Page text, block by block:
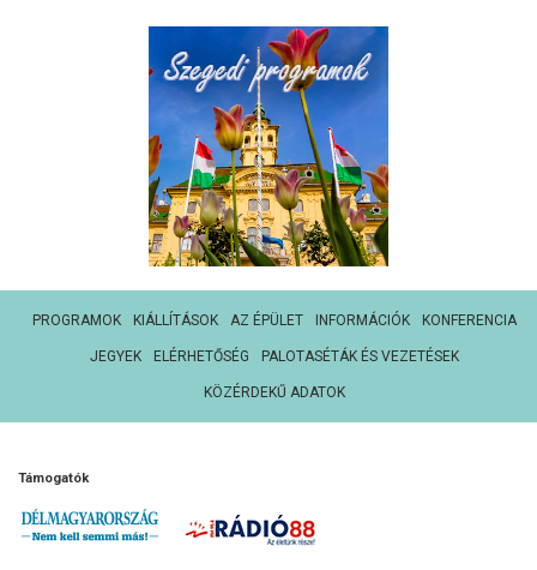
PROGRAMOK KIÁLLÍTÁSOK AZ ÉPÜLET INFORMÁCIÓK KONFERENCIA
JEGYEK ELÉRHETŐSÉG PALOTASÉTÁK ÉS VEZETÉSEK
KÖZÉRDEKŰ ADATOK
Támogatók